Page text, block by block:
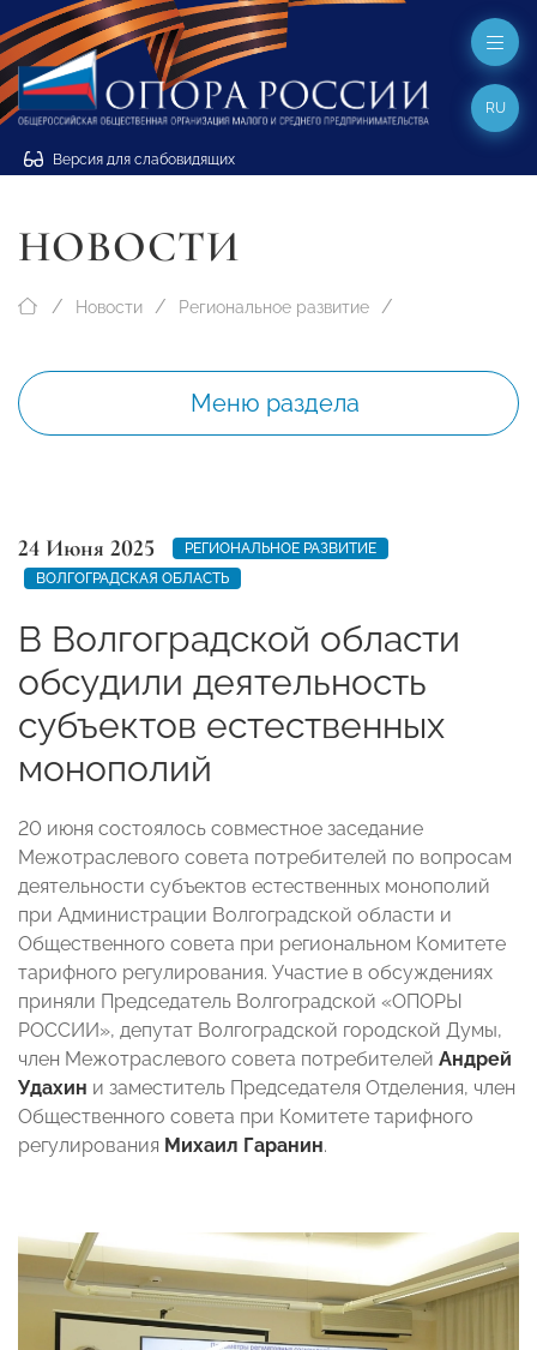
Версия для слабовидящих
RU
НОВОСТИ
Новости Региональное развитие
Меню раздела
24 Июня 2025
РЕГИОНАЛЬНОЕ РАЗВИТИЕ
ВОЛГОГРАДСКАЯ ОБЛАСТЬ
В Волгоградской области
обсудили деятельность
субъектов естественных
монополий
20 июня состоялось совместное заседание
Межотраслевого совета потребителей по вопросам
деятельности субъектов естественных монополий
при Администрации Волгоградской области и
Общественного совета при региональном Комитете
тарифного регулирования. Участие в обсуждениях
приняли Председатель Волгоградской «ОПОРЫ
РОССИИ», депутат Волгоградской городской Думы,
член Межотраслевого совета потребителей Андрей
Удахин и заместитель Председателя Отделения, член
Общественного совета при Комитете тарифного
регулирования Михаил Гаранин.